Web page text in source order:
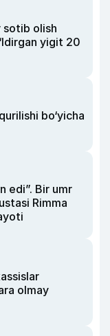
sotib olish
yigit 20
bo‘yicha
edi”. Bir umr
Rimma
olmay